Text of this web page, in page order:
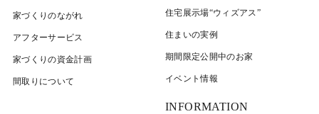
家づくりのながれ
アフターサービス
家づくりの資金計画
間取りについて
住宅展示場“ウィズアス”
住まいの実例
期間限定公開中のお家
イベント情報
INFORMATION